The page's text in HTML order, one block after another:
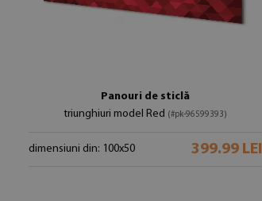
Panouri de sticlă
triunghiuri model Red (#pk-96599393)
dimensiuni din: 100x50 399.99 LEI